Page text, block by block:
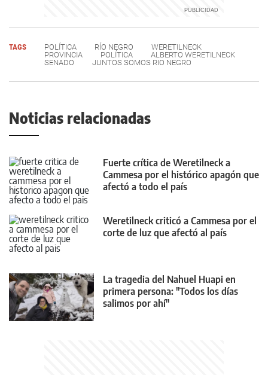
TAGS POLÍTICA RÍO NEGRO
WERETILNECK
PROVINCIA
POLÍTICA
ALBERTO WERETILNECK
SENADO
JUNTOS SOMOS RIO NEGRO
Noticias relacionadas
Fuerte crítica de Weretilneck a
Cammesa por el histórico apagón que
afectó a todo el país
Weretilneck criticó a Cammesa por el
corte de luz que afectó al país
La tragedia del Nahuel Huapi en
primera persona: "Todos los días
salimos por ahí"